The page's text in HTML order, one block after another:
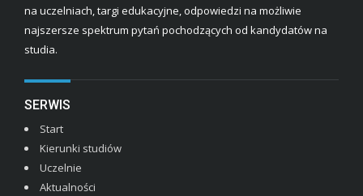
na uczelniach, targi edukacyjne, odpowiedzi na możliwie
najszersze spektrum pytań pochodzących od kandydatów na
studia.
SERWIS
Start
Kierunki studiów
Uczelnie
Aktualności